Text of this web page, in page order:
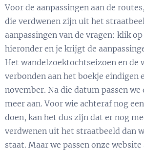
Voor de aanpassingen aan de
die verdwenen zijn uit het
aanpassingen van de vragen: klik
hieronder en je krijgt de
Het wandelzoektochtseizoen en de
verbonden aan het boekje eindigen
november. Na die datum passen we
meer aan. Voor wie achteraf nog
doen, kan het dus zijn dat er nog
verdwenen uit het straatbeeld dan
staat. Maar we passen onze